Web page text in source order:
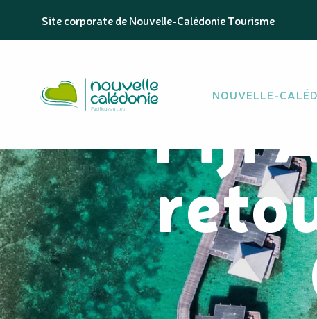
contenu
Site corporate de Nouvelle-Calédonie Tourisme
NOUVELLE-
Fiji